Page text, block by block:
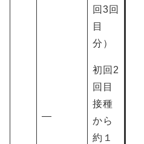
―
回3回
目
分）
初回2
回目
接種
から
約１